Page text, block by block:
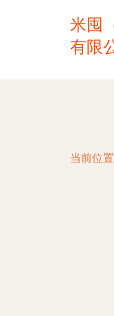
米囤
有限
当前位置